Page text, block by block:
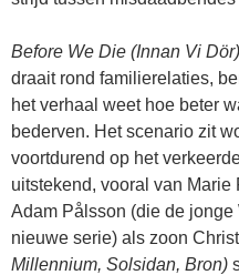
Before We Die (Innan Vi Dör)
draait rond familierelaties,
het verhaal weet hoe beter
bederven. Het scenario zit
voortdurend op het
uitstekend, vooral van
Adam Pålsson (die de
nieuwe serie) als zoon
Millennium, Solsidan, Bron)